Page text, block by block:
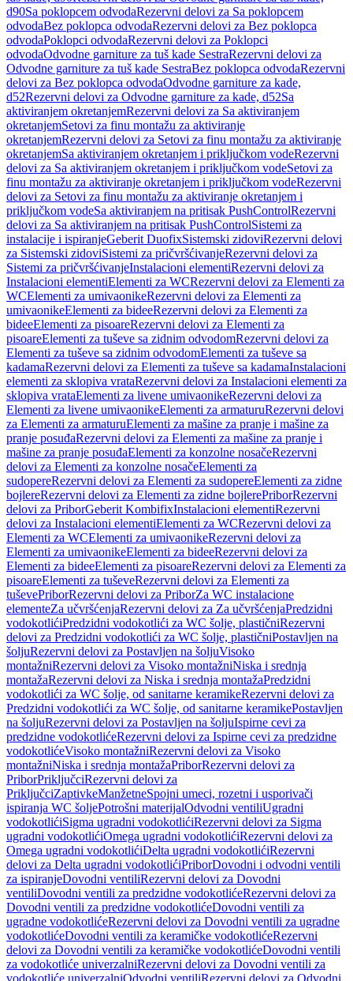
d90Sa poklopcem odvodaRezervni delovi za Sa poklopcem
odvodaBez poklopca odvodaRezervni delovi za Bez poklopca
odvodaPoklopci odvodaRezervni delovi za Poklopci
odvodaOdvodne garniture za tuš kade SestraRezervni delovi za
Odvodne garniture za tuš kade SestraBez poklopca odvodaRezervni
delovi za Bez poklopca odvodaOdvodne garniture za kade,
d52Rezervni delovi za Odvodne garniture za kade, d52Sa
aktiviranjem okretanjemRezervni delovi za Sa aktiviranjem
okretanjemSetovi za finu montažu za aktiviranje
okretanjemRezervni delovi za Setovi za finu montažu za aktiviranje
okretanjemSa aktiviranjem okretanjem i priključkom vodeRezervni
delovi za Sa aktiviranjem okretanjem i priključkom vodeSetovi za
finu montažu za aktiviranje okretanjem i priključkom vodeRezervni
delovi za Setovi za finu montažu za aktiviranje okretanjem i
priključkom vodeSa aktiviranjem na pritisak PushControlRezervni
delovi za Sa aktiviranjem na pritisak PushControlSistemi za
instalacije i ispiranjeGeberit DuofixSistemski zidoviRezervni delovi
za Sistemski zidoviSistemi za pričvršćivanjeRezervni delovi za
Sistemi za pričvršćivanjeInstalacioni elementiRezervni delovi za
Instalacioni elementiElementi za WCRezervni delovi za Elementi za
WCElementi za umivaonikeRezervni delovi za Elementi za
umivaonikeElementi za bideeRezervni delovi za Elementi za
bideeElementi za pisoareRezervni delovi za Elementi za
pisoareElementi za tuševe sa zidnim odvodomRezervni delovi za
Elementi za tuševe sa zidnim odvodomElementi za tuševe sa
kadamaRezervni delovi za Elementi za tuševe sa kadamaInstalacioni
elementi za sklopiva vrataRezervni delovi za Instalacioni elementi za
sklopiva vrataElementi za livene umivaonikeRezervni delovi za
Elementi za livene umivaonikeElementi za armaturuRezervni delovi
za Elementi za armaturuElementi za mašine za pranje i mašine za
pranje posuđaRezervni delovi za Elementi za mašine za pranje i
mašine za pranje posuđaElementi za konzolne nosačeRezervni
delovi za Elementi za konzolne nosačeElementi za
sudopereRezervni delovi za Elementi za sudopereElementi za zidne
bojlereRezervni delovi za Elementi za zidne bojlerePriborRezervni
delovi za PriborGeberit KombifixInstalacioni elementiRezervni
delovi za Instalacioni elementiElementi za WCRezervni delovi za
Elementi za WCElementi za umivaonikeRezervni delovi za
Elementi za umivaonikeElementi za bideeRezervni delovi za
Elementi za bideeElementi za pisoareRezervni delovi za Elementi za
pisoareElementi za tuševeRezervni delovi za Elementi za
tuševePriborRezervni delovi za PriborZa WC instalacione
elementeZa učvršćenjaRezervni delovi za Za učvršćenjaPredzidni
vodokotlićiPredzidni vodokotlići za WC šolje, plastičniRezervni
delovi za Predzidni vodokotlići za WC šolje, plastičniPostavljen na
šoljuRezervni delovi za Postavljen na šoljuVisoko
montažniRezervni delovi za Visoko montažniNiska i srednja
montažaRezervni delovi za Niska i srednja montažaPredzidni
vodokotlići za WC šolje, od sanitarne keramikeRezervni delovi za
Predzidni vodokotlići za WC šolje, od sanitarne keramikePostavljen
na šoljuRezervni delovi za Postavljen na šoljuIspirne cevi za
predzidne vodokotlićeRezervni delovi za Ispirne cevi za predzidne
vodokotlićeVisoko montažniRezervni delovi za Visoko
montažniNiska i srednja montažaPriborRezervni delovi za
PriborPriključciRezervni delovi za
PriključciZaptivkeManžetneSpojni umeci, rozetni i usporivači
ispiranja WC šoljePotrošni materijalOdvodni ventiliUgradni
vodokotlićiSigma ugradni vodokotlićiRezervni delovi za Sigma
ugradni vodokotlićiOmega ugradni vodokotlićiRezervni delovi za
Omega ugradni vodokotlićiDelta ugradni vodokotlićiRezervni
delovi za Delta ugradni vodokotlićiPriborDovodni i odvodni ventili
za ispiranjeDovodni ventiliRezervni delovi za Dovodni
ventiliDovodni ventili za predzidne vodokotlićeRezervni delovi za
Dovodni ventili za predzidne vodokotlićeDovodni ventili za
ugradne vodokotlićeRezervni delovi za Dovodni ventili za ugradne
vodokotlićeDovodni ventili za keramičke vodokotlićeRezervni
delovi za Dovodni ventili za keramičke vodokotlićeDovodni ventili
za vodokotliće univerzalniRezervni delovi za Dovodni ventili za
vodokotliće univerzalniOdvodni ventiliRezervni delovi za Odvodni